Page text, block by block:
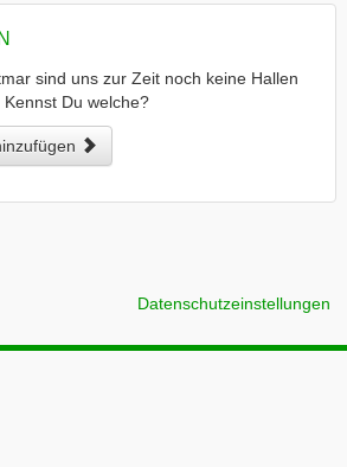
sind uns zur Zeit noch keine Hallen
Kennst Du welche?
Datenschutzeinstellungen